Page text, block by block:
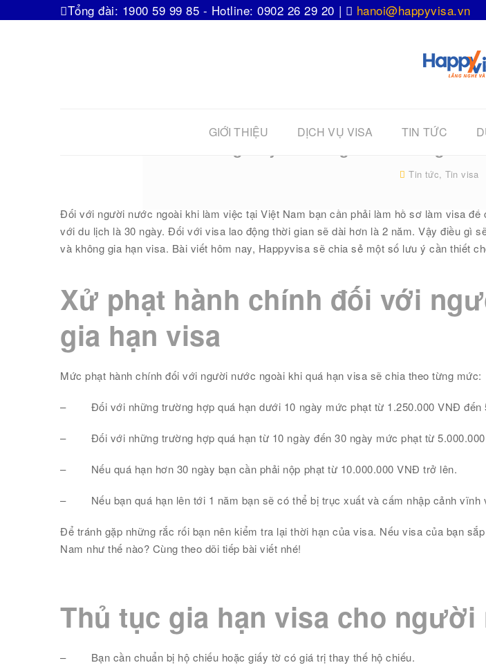
Tổng đài: 1900 59 99 85 - Hotline: 0902 26 29 20 | hanoi@happyvisa.vn
GIỚI THIỆU DỊCH VỤ VISA TIN TỨC
Tin tức, Tin visa
Đối với người nước ngoài khi làm việc tại Việt Nam bạn cần phải làm hồ sơ làm visa
với du lịch là 30 ngày. Đối với visa lao động thời gian sẽ dài hơn là 2 năm. Vậy điều gì
và không gia hạn visa. Bài viết hôm nay, Happyvisa sẽ chia sẻ một số lưu ý cần thiết
Xử phạt hành chính đối với
gia hạn visa
Mức phạt hành chính đối với người nước ngoài khi quá hạn visa sẽ chia theo từng mức:
– Đối với những trường hợp quá hạn dưới 10 ngày mức phạt từ 1.250.000 VNĐ đến
– Đối với những trường hợp quá hạn từ 10 ngày đến 30 ngày mức phạt từ
– Nếu quá hạn hơn 30 ngày bạn cần phải nộp phạt từ 10.000.000 VNĐ trở lên.
– Nếu bạn quá hạn lên tới 1 năm bạn sẽ có thể bị trục xuất và cấm nhập cảnh vĩnh
Để tránh gặp những rắc rối bạn nên kiểm tra lại thời hạn của visa. Nếu visa của bạn
Nam như thế nào? Cùng theo dõi tiếp bài viết nhé!
Thủ tục gia hạn visa cho
– Bạn cần chuẩn bị hộ chiếu hoặc giấy tờ có giá trị thay thế hộ chiếu.